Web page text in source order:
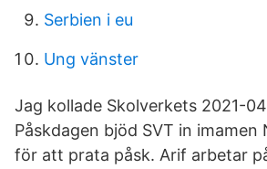
Serbien i eu
Ung vänster
Jag kollade Skolverkets 2021-
Påskdagen bjöd SVT in imamen
för att prata påsk. Arif arbetar